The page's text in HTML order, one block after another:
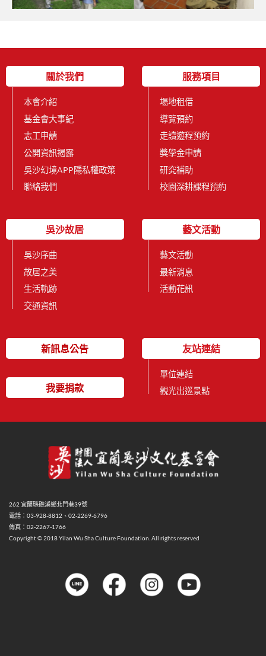
關於我們
本會介紹
基金會大事紀
志工申請
公開資訊揭露
吳沙幻境APP隱私權政策
聯絡我們
服務項目
場地租借
導覽預約
走讀遊程預約
獎學金申請
研究補助
校園深耕課程預約
吳沙故居
吳沙序曲
故居之美
生活軌跡
交通資訊
藝文活動
藝文活動
最新消息
活動花訊
新訊息公告
我要捐款
友站連結
單位連結
觀光出巡景點
262 宜蘭縣礁溪鄉北門巷39號
電話：03-928-8812、02-2269-6796
傳真：02-2267-1766
Copyright © 2018 Yilan Wu Sha Culture Foundation. All rights reserved